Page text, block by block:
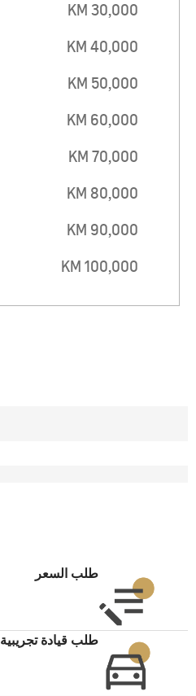
30,000 KM
40,000 KM
50,000 KM
60,000 KM
70,000 KM
80,000 KM
90,000 KM
100,000 KM
طلب السعر
طلب قيادة تجريبية